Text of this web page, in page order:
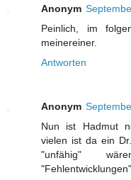
Anonym
Peinlich, im
meinereiner.
Antworten
Anonym
Nun ist Hadmut
vielen ist da ein
"unfähig"